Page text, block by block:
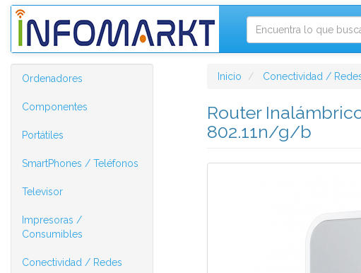
Ordenadores
Componentes
Portátiles
SmartPhones / Teléfonos
Televisor
Impresoras /
Consumibles
Conectividad / Redes
Inicio Conectividad /
Router
802.11n/g/b